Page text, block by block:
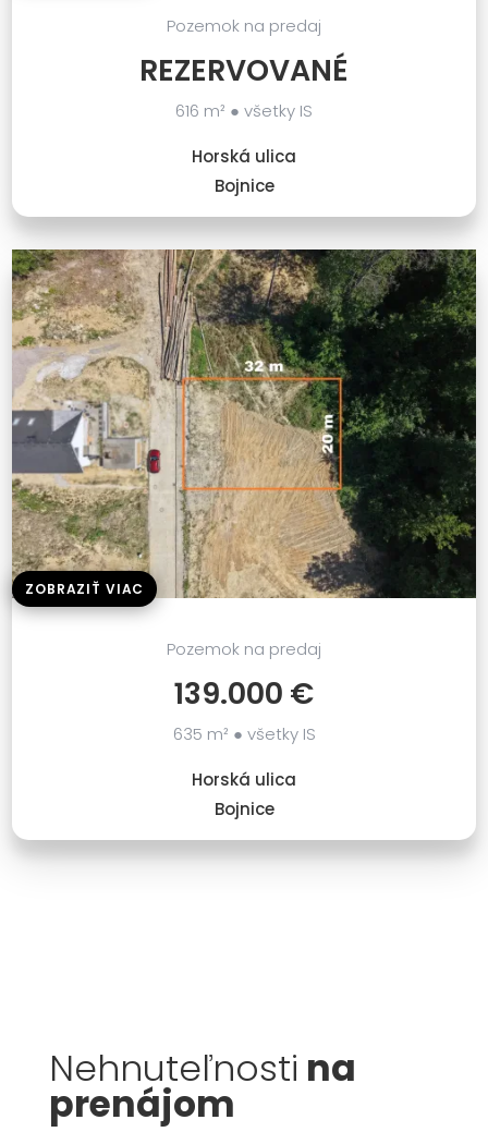
Pozemok na predaj
REZERVOVANÉ
616 m² ● všetky IS
Horská ulica
Bojnice
ZOBRAZIŤ VIAC
Pozemok na predaj
139.000 €
635 m² ● všetky IS
Horská ulica
Bojnice
Nehnuteľnosti na
prenájom